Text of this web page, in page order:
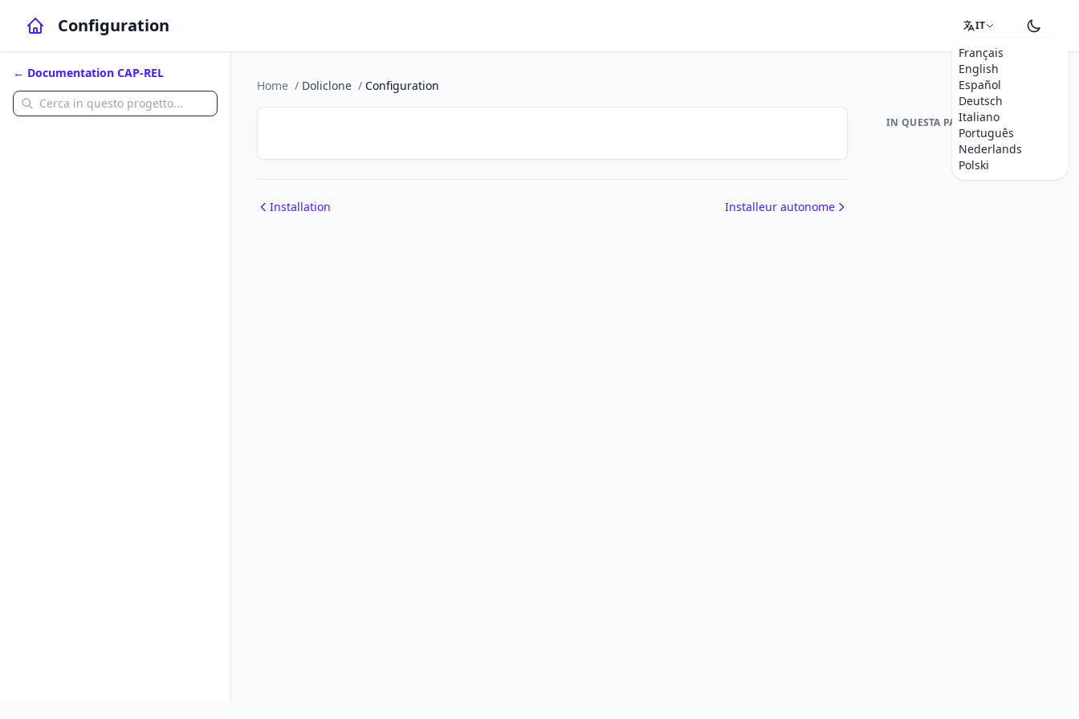
Configuration IT
Français
English
Español
Deutsch
Italiano
Português
Nederlands
Polski
← Documentation CAP-REL
Home / Doliclone / Configuration
Installation Installeur autonome
IN QUESTA PAGINA